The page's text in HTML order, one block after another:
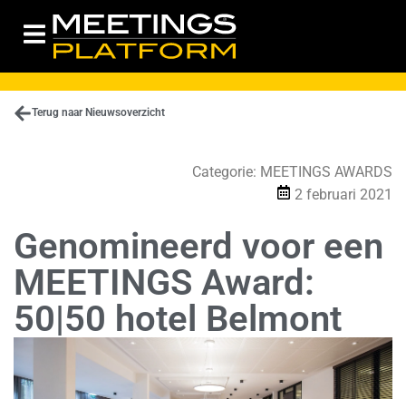
Terug naar Nieuwsoverzicht
Categorie: MEETINGS AWARDS
2 februari 2021
Genomineerd voor een
MEETINGS Award:
50|50 hotel Belmont